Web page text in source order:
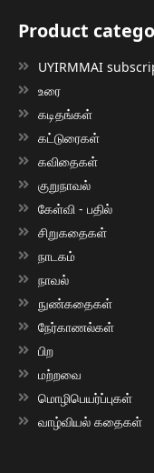
Product
UYIRMMAI
உரை
கடிதங்கள்
கட்டுரைகள்
கவிதைகள்
குறுநாவல்
கேள்வி - பதில்
சிறுகதைகள்
நாடகம்
நாவல்
நுண்கதைகள்
நேர்காணல்கள்
பிற
மற்றவை
மொழிபெயர்ப்புகள்
வாழ்வியல் கதைகள்